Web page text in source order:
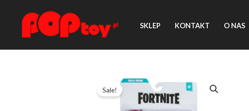
SKLEP KONTAKT O NAS
Sale!